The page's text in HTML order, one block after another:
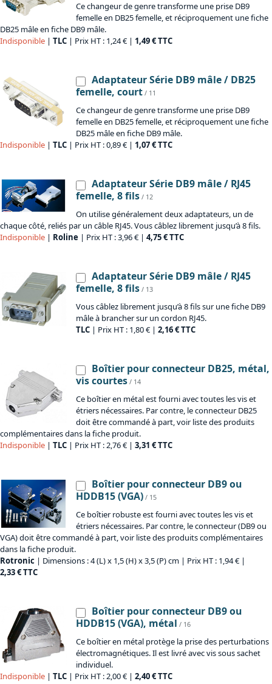
Ce changeur de genre transforme une prise DB9
femelle en DB25 femelle, et réciproquement une fiche
DB25 mâle en fiche DB9 mâle.
Indisponible | TLC | Prix HT : 1,24 € | 1,49 € TTC
Adaptateur Série DB9 mâle / DB25
femelle, court / 11
Ce changeur de genre transforme une prise DB9
femelle en DB25 femelle, et réciproquement une fiche
DB25 mâle en fiche DB9 mâle.
Indisponible | TLC | Prix HT : 0,89 € | 1,07 € TTC
Adaptateur Série DB9 mâle / RJ45
femelle, 8 fils / 12
On utilise généralement deux adaptateurs, un de
chaque côté, reliés par un câble RJ45. Vous câblez librement jusqu’à 8 fils.
Indisponible | Roline | Prix HT : 3,96 € | 4,75 € TTC
Adaptateur Série DB9 mâle / RJ45
femelle, 8 fils / 13
Vous câblez librement jusqu’à 8 fils sur une fiche DB9
mâle à brancher sur un cordon RJ45.
TLC | Prix HT : 1,80 € | 2,16 € TTC
Boîtier pour connecteur DB25, métal,
vis courtes / 14
Ce boîtier en métal est fourni avec toutes les vis et
étriers nécessaires. Par contre, le connecteur DB25
doit être commandé à part, voir liste des produits
complémentaires dans la fiche produit.
Indisponible | TLC | Prix HT : 2,76 € | 3,31 € TTC
Boîtier pour connecteur DB9 ou
HDDB15 (VGA) / 15
Ce boîtier robuste est fourni avec toutes les vis et
étriers nécessaires. Par contre, le connecteur (DB9 ou
VGA) doit être commandé à part, voir liste des produits complémentaires
dans la fiche produit.
Rotronic | Dimensions : 4 (L) x 1,5 (H) x 3,5 (P) cm | Prix HT : 1,94 € |
2,33 € TTC
Boîtier pour connecteur DB9 ou
HDDB15 (VGA), métal / 16
Ce boîtier en métal protège la prise des perturbations
électromagnétiques. Il est livré avec vis sous sachet
individuel.
Indisponible | TLC | Prix HT : 2,00 € | 2,40 € TTC